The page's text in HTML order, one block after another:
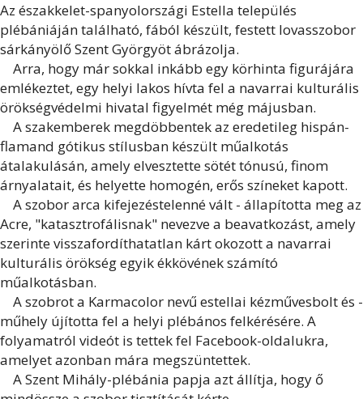
Az északkelet-spanyolországi Estella település
plébániáján található, fából készült, festett lovasszobor
sárkányölő Szent Györgyöt ábrázolja.
Arra, hogy már sokkal inkább egy körhinta figurájára
emlékeztet, egy helyi lakos hívta fel a navarrai kulturális
örökségvédelmi hivatal figyelmét még májusban.
A szakemberek megdöbbentek az eredetileg hispán-
flamand gótikus stílusban készült műalkotás
átalakulásán, amely elvesztette sötét tónusú, finom
árnyalatait, és helyette homogén, erős színeket kapott.
A szobor arca kifejezéstelenné vált - állapította meg az
Acre, "katasztrofálisnak" nevezve a beavatkozást, amely
szerinte visszafordíthatatlan kárt okozott a navarrai
kulturális örökség egyik ékkövének számító
műalkotásban.
A szobrot a Karmacolor nevű estellai kézművesbolt és -
műhely újította fel a helyi plébános felkérésére. A
folyamatról videót is tettek fel Facebook-oldalukra,
amelyet azonban mára megszüntettek.
A Szent Mihály-plébánia papja azt állítja, hogy ő